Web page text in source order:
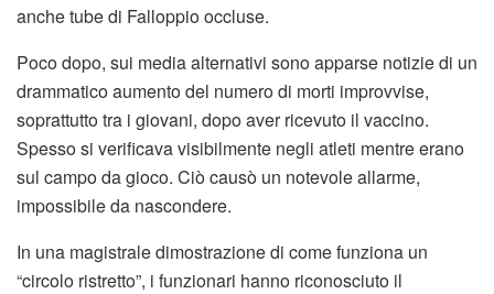
anche tube di Falloppio occluse.
Poco dopo, sui media alternativi sono apparse notizie di un
drammatico aumento del numero di morti improvvise,
soprattutto tra i giovani, dopo aver ricevuto il vaccino.
Spesso si verificava visibilmente negli atleti mentre erano
sul campo da gioco. Ciò causò un notevole allarme,
impossibile da nascondere.
In una magistrale dimostrazione di come funziona un
“circolo ristretto”, i funzionari hanno riconosciuto il